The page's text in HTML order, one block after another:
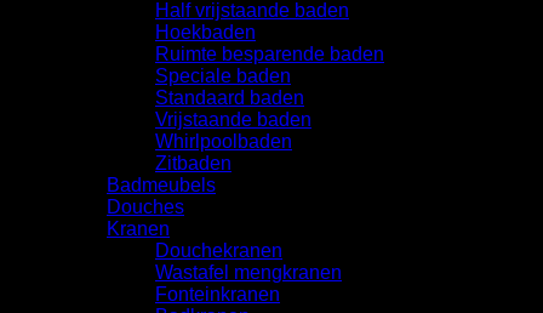
Half vrijstaande baden
Hoekbaden
Ruimte besparende baden
Speciale baden
Standaard baden
Vrijstaande baden
Whirlpoolbaden
Zitbaden
Badmeubels
Douches
Kranen
Douchekranen
Wastafel mengkranen
Fonteinkranen